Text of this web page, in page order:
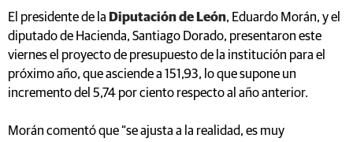
El presidente de la Diputación de León, Eduardo Morán, y el
diputado de Hacienda, Santiago Dorado, presentaron este
viernes el proyecto de presupuesto de la institución para el
próximo año, que asciende a 151,93, lo que supone un
incremento del 5,74 por ciento respecto al año anterior.
Morán comentó que “se ajusta a la realidad, es muy